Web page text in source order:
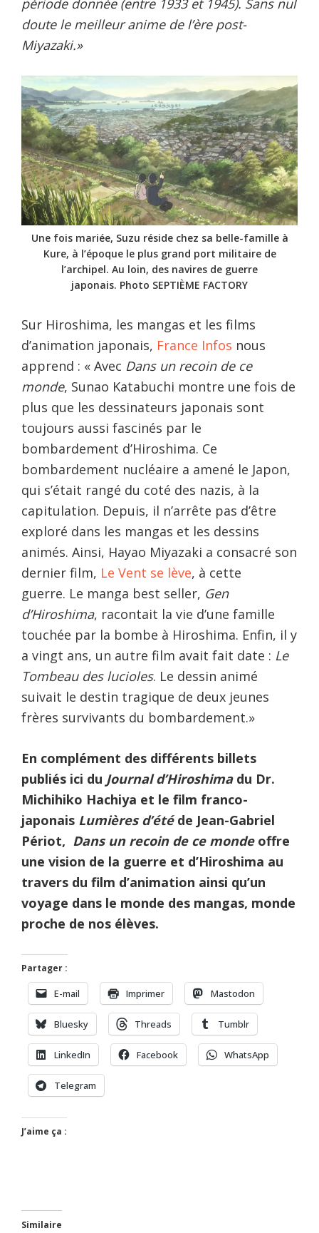
période donnée (entre 1933 et 1945). Sans nul
doute le meilleur anime de l’ère post-
Miyazaki.»
Une fois mariée, Suzu réside chez sa belle-famille à
Kure, à l’époque le plus grand port militaire de
l’archipel. Au loin, des navires de guerre
japonais. Photo SEPTIÈME FACTORY
Sur Hiroshima, les mangas et les films
d’animation japonais, France Infos nous
apprend : « Avec Dans un recoin de ce
monde, Sunao Katabuchi montre une fois de
plus que les dessinateurs japonais sont
toujours aussi fascinés par le
bombardement d’Hiroshima. Ce
bombardement nucléaire a amené le Japon,
qui s’était rangé du coté des nazis, à la
capitulation. Depuis, il n’arrête pas d’être
exploré dans les mangas et les dessins
animés. Ainsi, Hayao Miyazaki a consacré son
dernier film, Le Vent se lève, à cette
guerre. Le manga best seller, Gen
d’Hiroshima, racontait la vie d’une famille
touchée par la bombe à Hiroshima. Enfin, il y
a vingt ans, un autre film avait fait date : Le
Tombeau des lucioles. Le dessin animé
suivait le destin tragique de deux jeunes
frères survivants du bombardement.»
En complément des différents billets
publiés ici du Journal d’Hiroshimadu Dr.
Michihiko Hachiya et le film franco-
japonais Lumières d’étéde Jean-Gabriel
Périot, Dans un recoin de ce monde offre
une vision de la guerre et d’Hiroshima au
travers du film d’animation ainsi qu’un
voyage dans le monde des mangas, monde
proche de nos élèves.
Partager :
E-mail Imprimer Mastodon
Bluesky Threads Tumblr
LinkedIn Facebook WhatsApp
Telegram
J’aime ça :
Similaire